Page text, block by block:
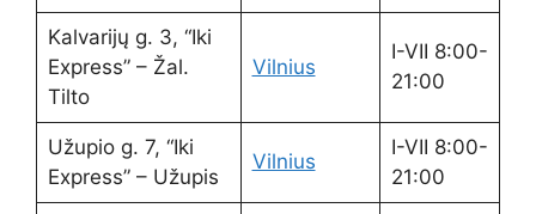
Kalvarijų g. 3, “Iki
Express” – Žal.
Tilto
Vilnius
I-VII 8:00-
21:00
Užupio g. 7, “Iki
Express” – Užupis
Vilnius
I-VII 8:00-
21:00